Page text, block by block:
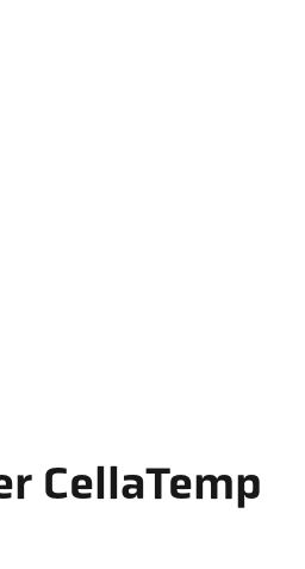
CellaTemp